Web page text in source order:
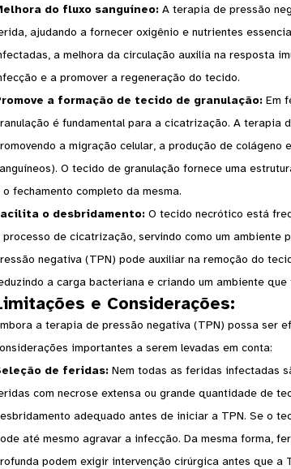
do fluxo sanguíneo: A terapia de pressão
ajudando a fornecer oxigênio e nutrientes
a melhora da circulação auxilia na resposta
e a promover a regeneração do tecido.
a formação de tecido de granulação: Em
é fundamental para a cicatrização. A terapia
a migração celular, a produção de colágeno
O tecido de granulação fornece uma
o fechamento completo da mesma.
o desbridamento: O tecido necrótico está
processo de cicatrização, servindo como um
negativa (TPN) pode auxiliar na remoção do
a carga bacteriana e criando um ambiente
e Considerações:
a terapia de pressão negativa (TPN) possa ser
importantes a serem levadas em conta:
de feridas: Nem todas as feridas infectadas
com necrose extensa ou grande quantidade de
adequado antes de iniciar a TPN. Se o
até mesmo agravar a infecção. Da mesma forma,
podem exigir intervenção cirúrgica antes que a